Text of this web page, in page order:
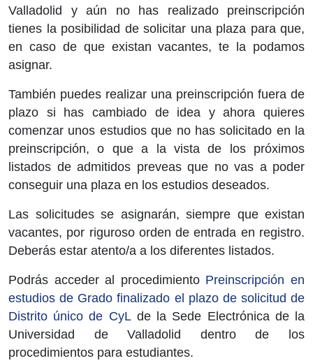
Valladolid y aún no has realizado preinscripción
tienes la posibilidad de solicitar una plaza para que,
en caso de que existan vacantes, te la podamos
asignar.
También puedes realizar una preinscripción fuera de
plazo si has cambiado de idea y ahora quieres
comenzar unos estudios que no has solicitado en la
preinscripción, o que a la vista de los próximos
listados de admitidos preveas que no vas a poder
conseguir una plaza en los estudios deseados.
Las solicitudes se asignarán, siempre que existan
vacantes, por riguroso orden de entrada en registro.
Deberás estar atento/a a los diferentes listados.
Podrás acceder al procedimiento Preinscripción en
estudios de Grado finalizado el plazo de solicitud de
Distrito único de CyLde la Sede Electrónica de la
Universidad de Valladolid dentro de los
procedimientos para estudiantes.